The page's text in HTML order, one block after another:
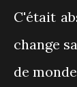
C'était
change
de